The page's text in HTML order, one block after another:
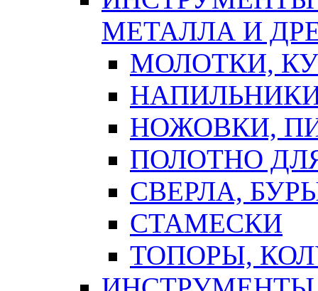
МЕТАЛЛА И
МОЛОТКИ,
НОЖОВКИ,
ПОЛОТНО
СВЕРЛА,
СТАМЕСКИ
ТОПОРЫ,